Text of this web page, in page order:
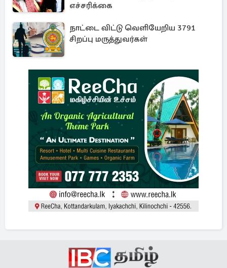
எச்சரிக்கை
நாட்டை விட்டு வெளியேறிய 3791
சிறப்பு மருத்துவர்கள்